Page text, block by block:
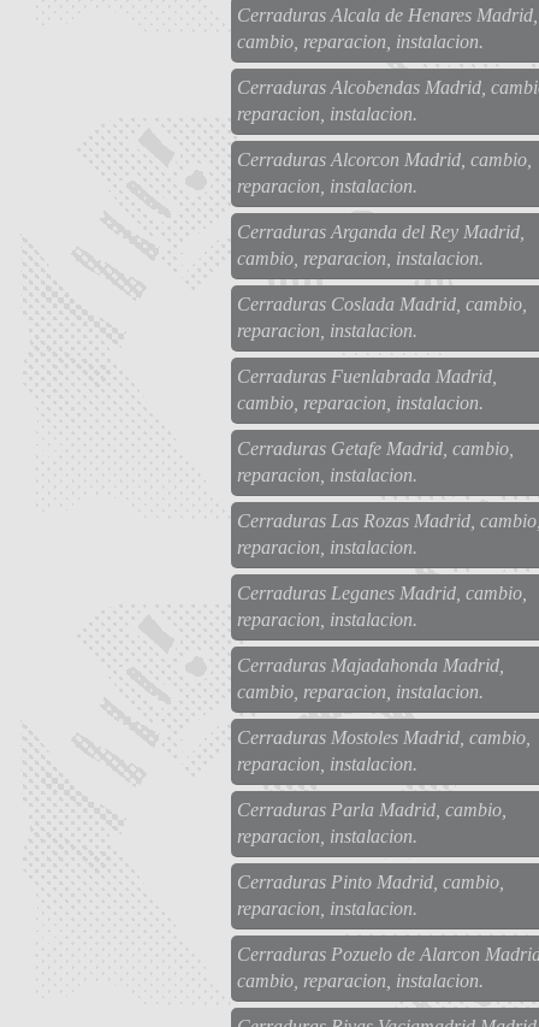
Cerraduras Alcala de Henares Madrid,
cambio, reparacion, instalacion.
Cerraduras Alcobendas Madrid,
reparacion, instalacion.
Cerraduras Alcorcon Madrid, cambio,
reparacion, instalacion.
Cerraduras Arganda del Rey Madrid,
cambio, reparacion, instalacion.
Cerraduras Coslada Madrid, cambio,
reparacion, instalacion.
Cerraduras Fuenlabrada Madrid,
cambio, reparacion, instalacion.
Cerraduras Getafe Madrid, cambio,
reparacion, instalacion.
Cerraduras Las Rozas Madrid,
reparacion, instalacion.
Cerraduras Leganes Madrid, cambio,
reparacion, instalacion.
Cerraduras Majadahonda Madrid,
cambio, reparacion, instalacion.
Cerraduras Mostoles Madrid, cambio,
reparacion, instalacion.
Cerraduras Parla Madrid, cambio,
reparacion, instalacion.
Cerraduras Pinto Madrid, cambio,
reparacion, instalacion.
Cerraduras Pozuelo de Alarcon
cambio, reparacion, instalacion.